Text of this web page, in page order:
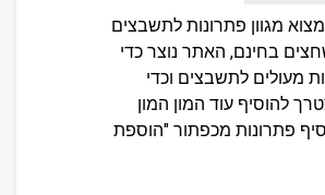
מגוון פתרונות לתשבצים
בחינם, האתר נוצר כדי
מעולים לתשבצים וכדי
להוסיף עוד המון המון
פתרונות מכפתור "הוספת